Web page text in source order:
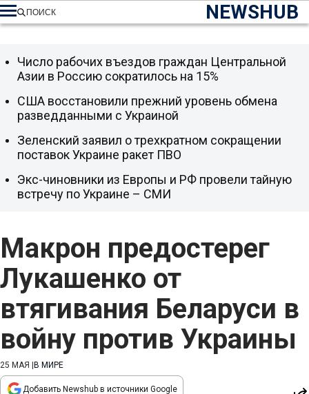
NEWSHUB
ПОИСК
Макрон предостерег
Лукашенко от
втягивания Беларуси в
войну против Украины
25 МАЯ В МИРЕ
Добавить Newshub в источники Google
Число рабочих въездов граждан Центральной
Азии в Россию сократилось на 15%
США восстановили прежний уровень обмена
разведданными с Украиной
Зеленский заявил о трехкратном сокращении
поставок Украине ракет ПВО
Экс-чиновники из Европы и РФ провели тайную
встречу по Украине – СМИ